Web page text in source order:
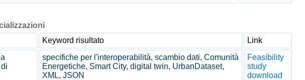
Keyword risultato
Link
specifiche per l'interoperabilità, scambio dati, Comunità
Energetiche, Smart City, digital twin, UrbanDataset,
XML, JSON
Feasibility
study
download